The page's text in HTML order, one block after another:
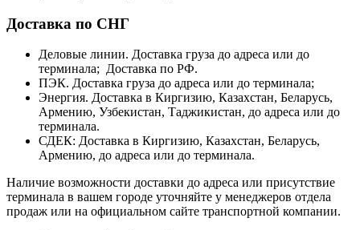
Доставка по СНГ
Деловые линии. Доставка груза до адреса или до
терминала; Доставка по РФ.
ПЭК. Доставка груза до адреса или до терминала;
Энергия. Доставка в Киргизию, Казахстан, Беларусь,
Армению, Узбекистан, Таджикистан, до адреса или до
терминала.
СДЕК: Доставка в Киргизию, Казахстан, Беларусь,
Армению, до адреса или до терминала.
Наличие возможности доставки до адреса или присутствие
терминала в вашем городе уточняйте у менеджеров отдела
продаж или на официальном сайте транспортной компании.